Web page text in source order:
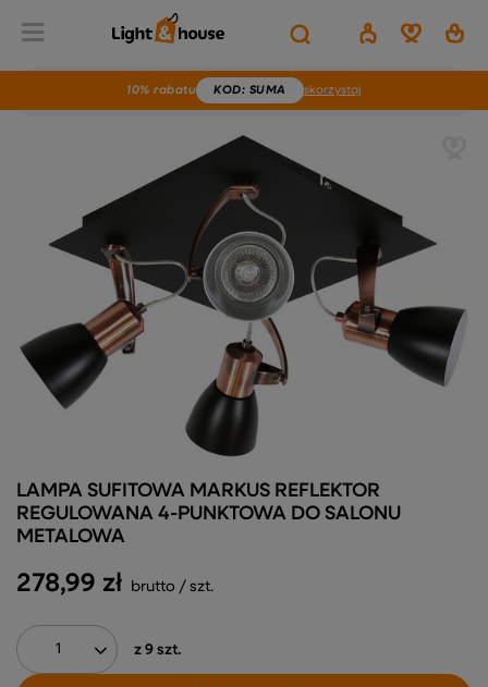
10% rabatu KOD: SUMA skorzystaj
278,99 zł brutto / szt.
z 9 szt.
LAMPA SUFITOWA MARKUS REFLEKTOR
REGULOWANA 4-PUNKTOWA DO SALONU
METALOWA